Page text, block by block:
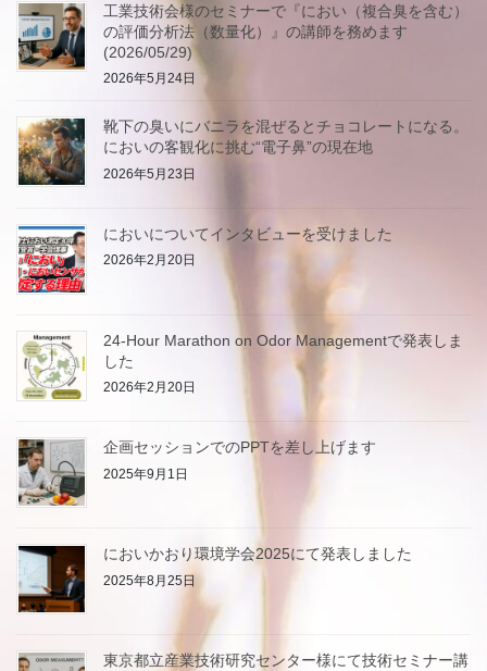
工業技術会様のセミナーで『におい（複合臭を含む）
の評価分析法（数量化）』の講師を務めます
(2026/05/29)
2026年5月24日
靴下の臭いにバニラを混ぜるとチョコレートになる。
においの客観化に挑む“電子鼻”の現在地
2026年5月23日
においについてインタビューを受けました
2026年2月20日
24-Hour Marathon on Odor Managementで発表しま
した
2026年2月20日
企画セッションでのPPTを差し上げます
2025年9月1日
においかおり環境学会2025にて発表しました
2025年8月25日
東京都立産業技術研究センター様にて技術セミナー講